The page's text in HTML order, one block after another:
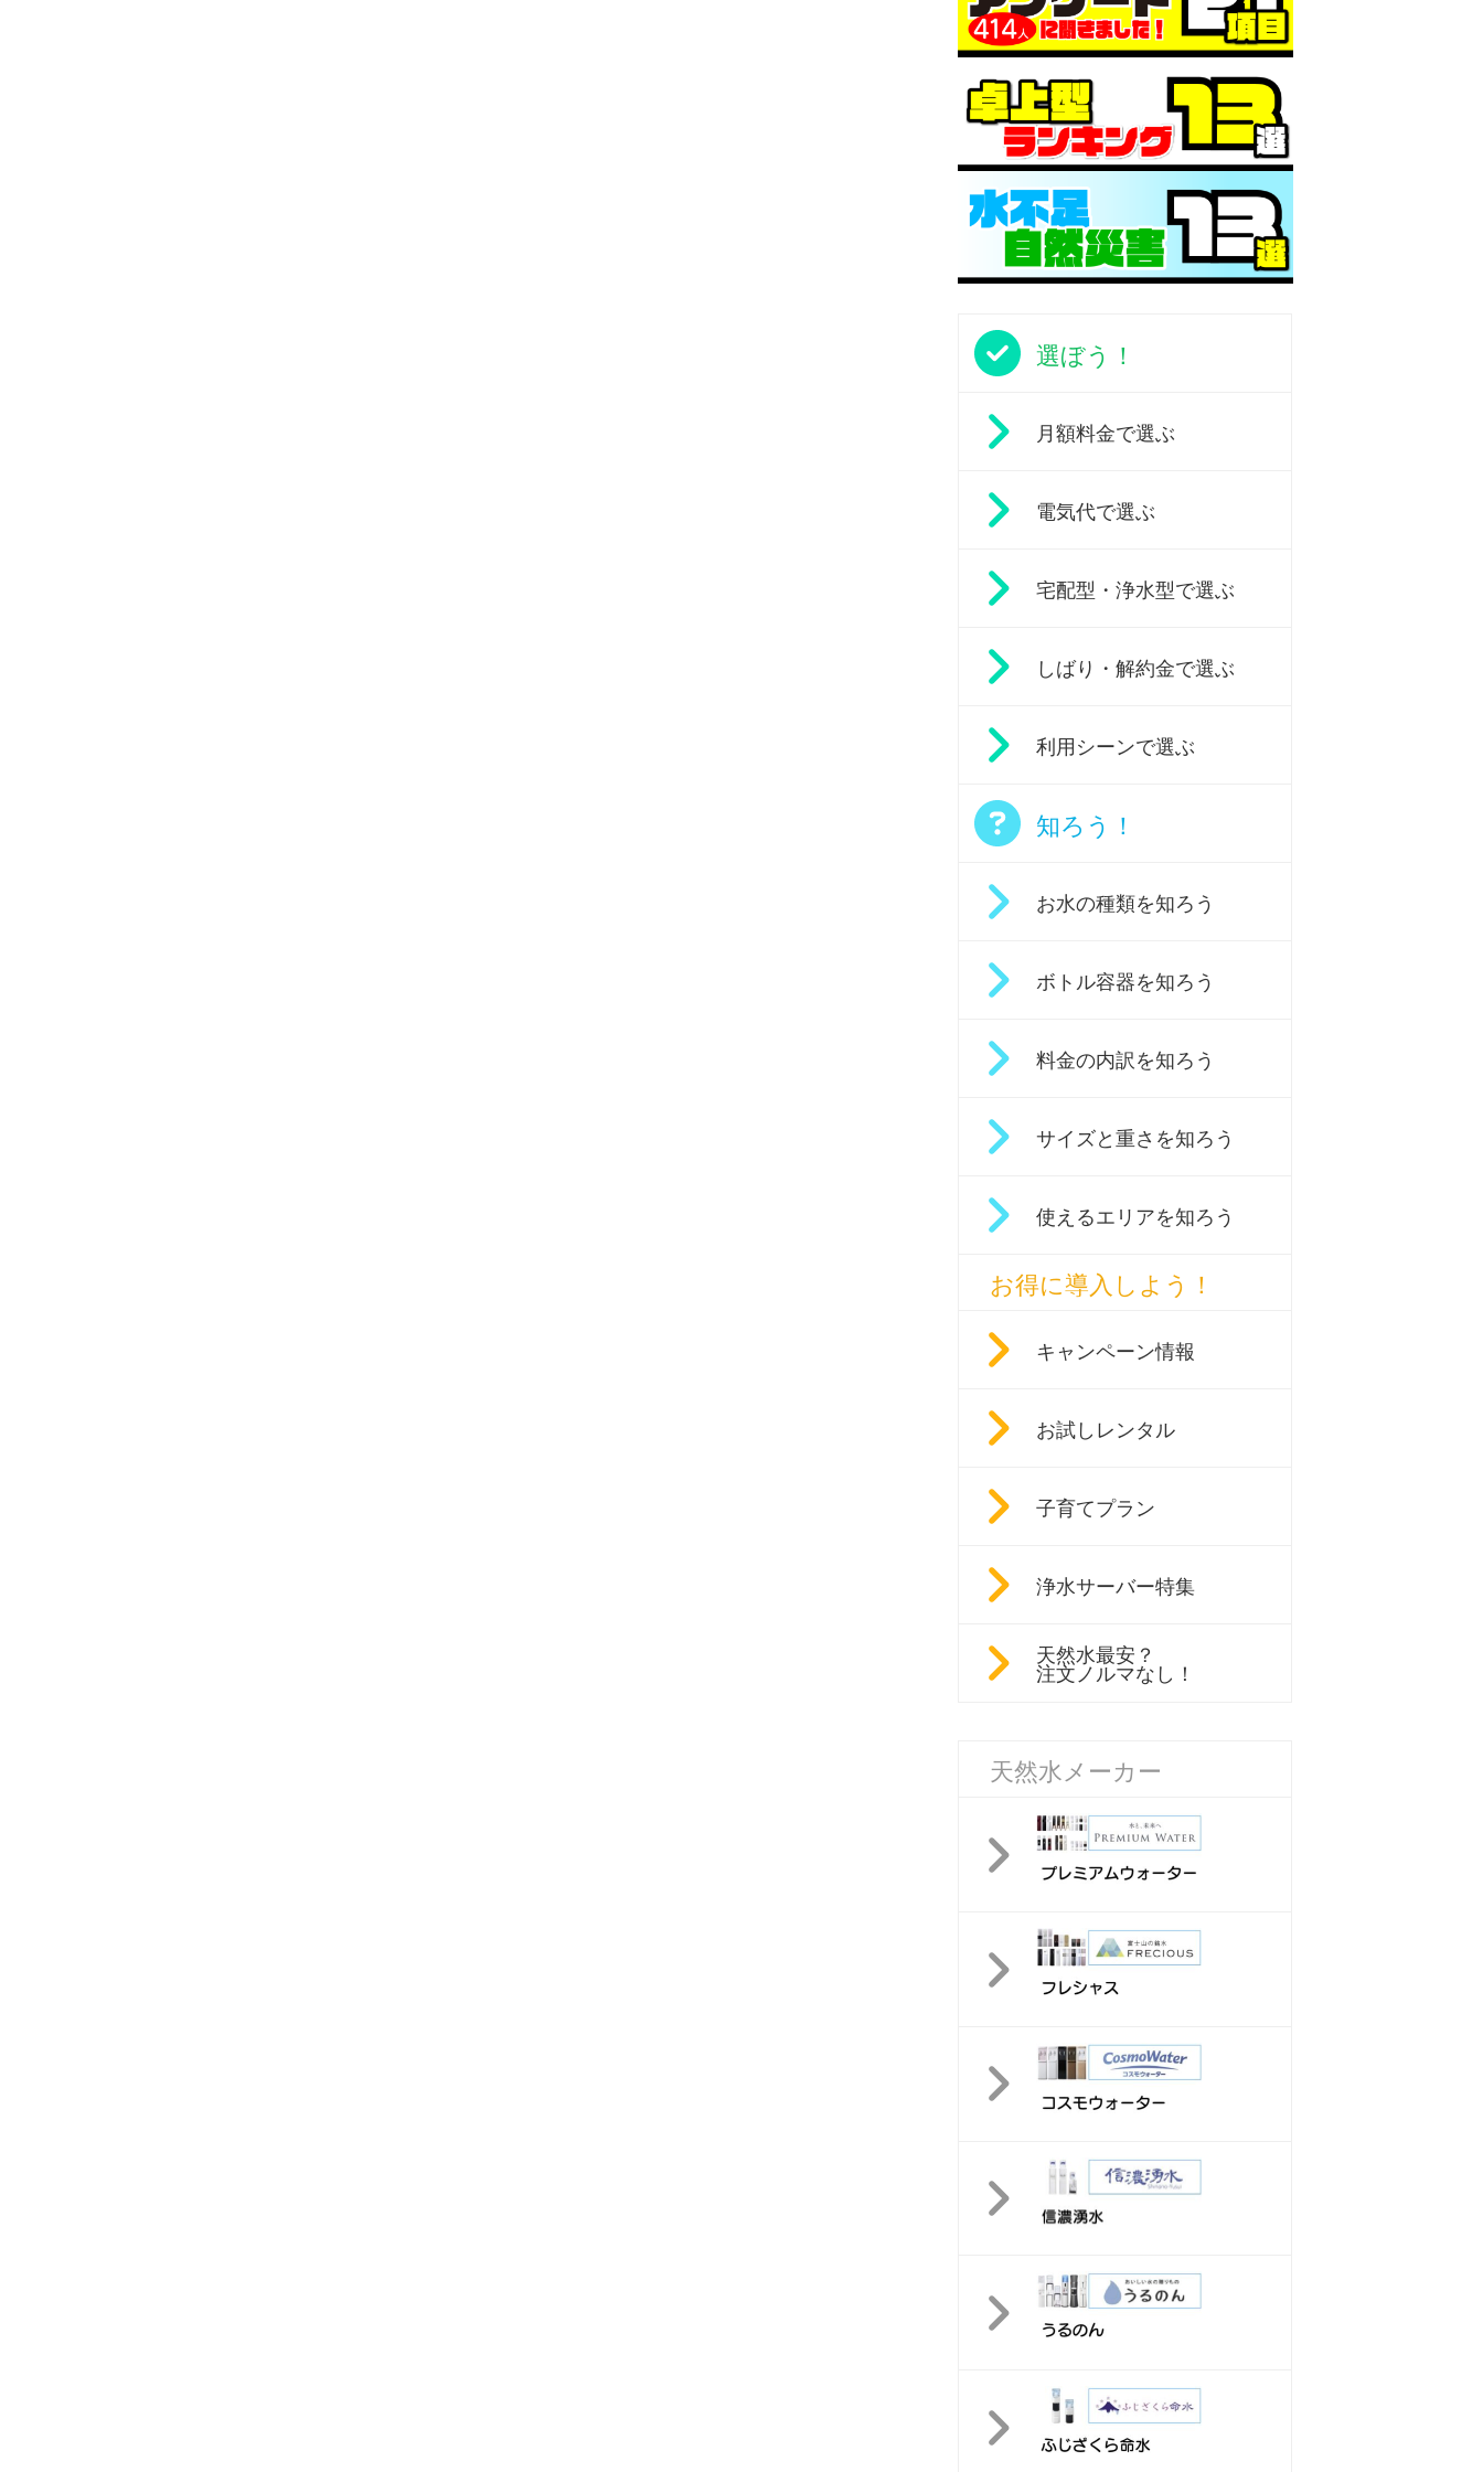
選ぼう！
月額料金で選ぶ
電気代で選ぶ
宅配型・浄水型で選ぶ
しばり・解約金で選ぶ
利用シーンで選ぶ
知ろう！
お水の種類を知ろう
ボトル容器を知ろう
料金の内訳を知ろう
サイズと重さを知ろう
使えるエリアを知ろう
お得に導入しよう！
キャンペーン情報
お試しレンタル
子育てプラン
浄水サーバー特集
天然水最安？
注文ノルマなし！
天然水メーカー